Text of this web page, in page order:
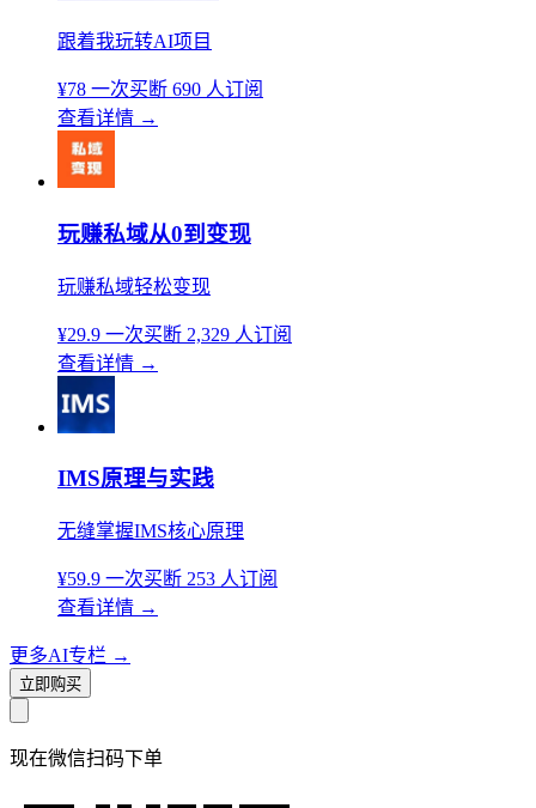
跟着我玩转AI项目
¥78 一次买断 690 人订阅
查看详情 →
玩赚私域从0到变现
玩赚私域轻松变现
¥29.9 一次买断 2,329 人订阅
查看详情 →
IMS原理与实践
无缝掌握IMS核心原理
¥59.9 一次买断 253 人订阅
查看详情 →
更多AI专栏 →
立即购买
现在微信扫码下单